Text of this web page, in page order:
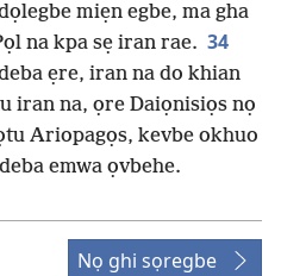
miẹn egbe, ma gha
na kpa sẹ iran rae. 34
ẹre, iran na do khian
iran na, ọre Daiọnisiọs nọ
Ariopagọs, kevbe okhuo
emwa ọvbehe.
Nọ ghi sọregbe